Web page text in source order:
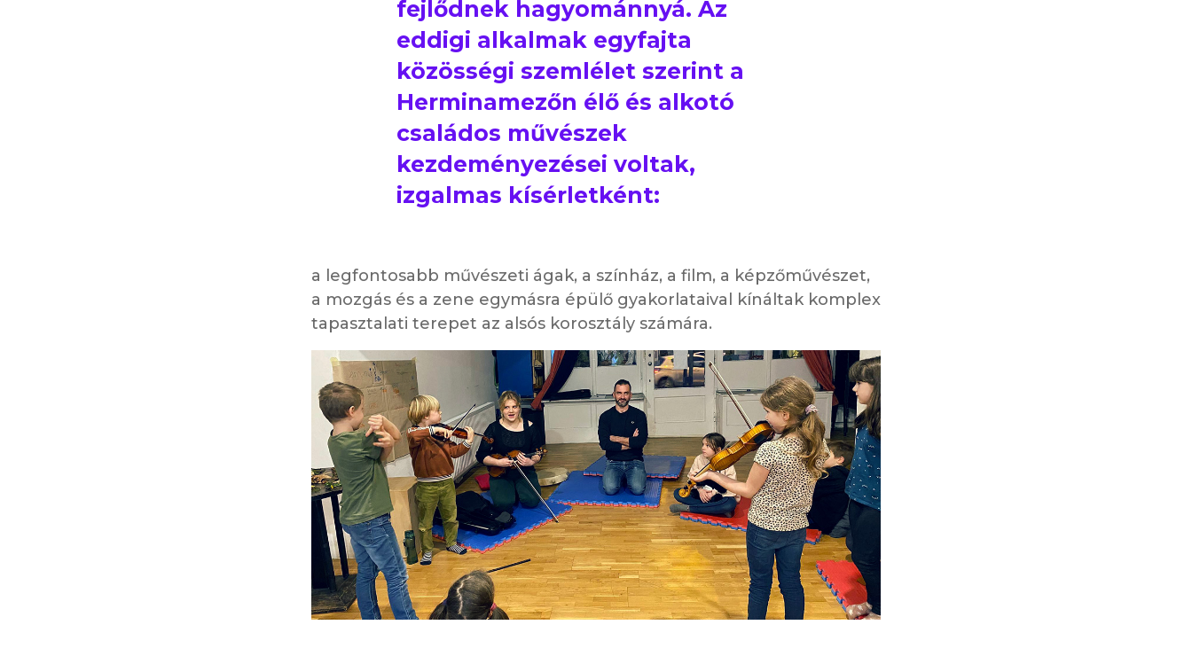
fejlődnek hagyománnyá. Az
eddigi alkalmak egyfajta
közösségi szemlélet szerint a
Herminamezőn élő és alkotó
családos művészek
kezdeményezései voltak,
izgalmas kísérletként:
a legfontosabb művészeti ágak, a színház, a film, a képzőművészet,
a mozgás és a zene egymásra épülő gyakorlataival kínáltak komplex
tapasztalati terepet az alsós korosztály számára.